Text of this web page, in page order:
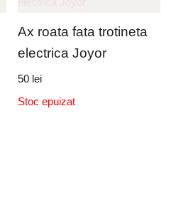
Ax roata fata trotineta
electrica Joyor
50 lei
Stoc epuizat